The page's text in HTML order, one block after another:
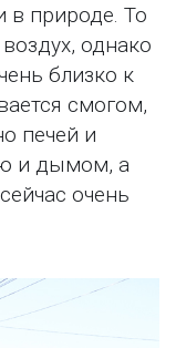
в природе. То
однако
близко к
смогом,
печей и
и дымом, а
очень